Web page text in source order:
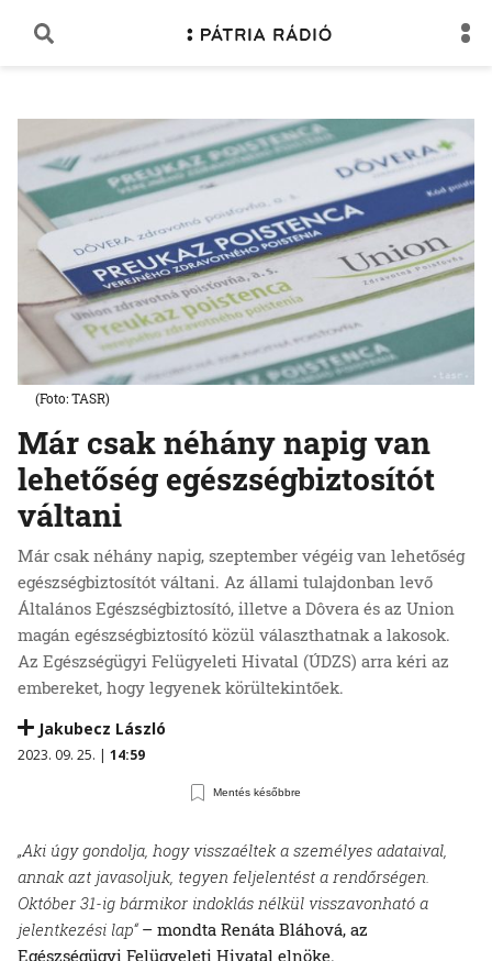
Már csak néhány napig van
lehetőség egészségbiztosítót
váltani
Már csak néhány napig, szeptember végéig van lehetőség
egészségbiztosítót váltani. Az állami tulajdonban levő
Általános Egészségbiztosító, illetve a Dôvera és az Union
magán egészségbiztosító közül választhatnak a lakosok.
Az Egészségügyi Felügyeleti Hivatal (ÚDZS) arra kéri az
embereket, hogy legyenek körültekintőek.
Jakubecz László
2023. 09. 25. | 14:59
Mentés későbbre
(Foto: TASR)
„Aki úgy gondolja, hogy visszaéltek a személyes adataival,
annak azt javasoljuk, tegyen feljelentést a rendőrségen.
Október 31-ig bármikor indoklás nélkül visszavonható a
jelentkezési lap“– mondta Renáta Bláhová, az
Egészségügyi Felügyeleti Hivatal elnöke.